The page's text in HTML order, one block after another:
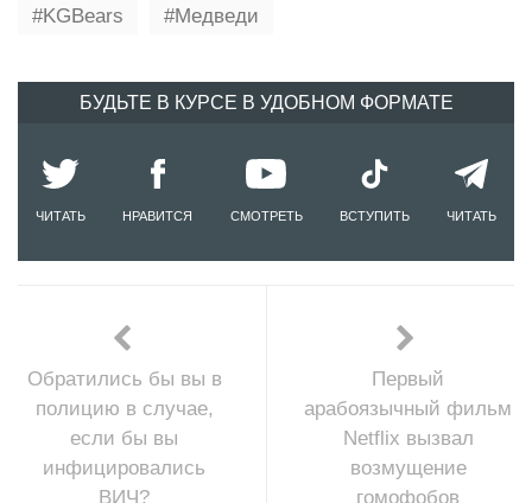
KGBears
Медведи
БУДЬТЕ В КУРСЕ В УДОБНОМ ФОРМАТЕ
ЧИТАТЬ НРАВИТСЯ СМОТРЕТЬ ВСТУПИТЬ ЧИТАТЬ
Обратились бы вы в
полицию в случае,
если бы вы
инфицировались
ВИЧ?
Первый
арабоязычный фильм
Netflix вызвал
возмущение
гомофобов